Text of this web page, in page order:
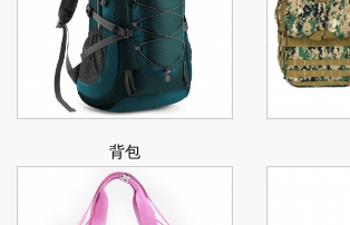
背包